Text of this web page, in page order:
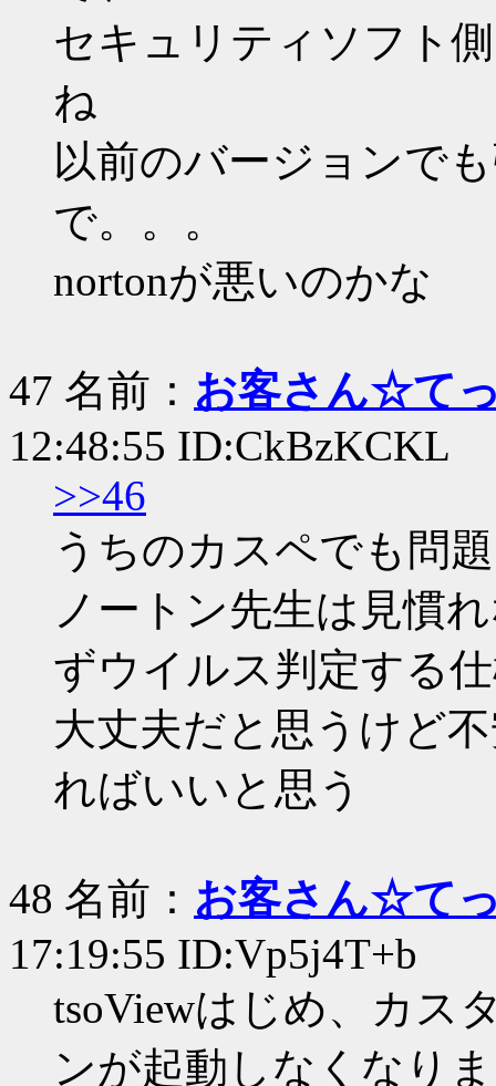
セキュリティソフト
ね
以前のバージョンで
で。。。
nortonが悪いのかな
47 名前： お客さん☆て
12:48:55 ID:CkBzKCKL
>>46
うちのカスペでも問
ノートン先生は見慣
ずウイルス判定する
大丈夫だと思うけど
ればいいと思う
48 名前： お客さん☆て
17:19:55 ID:Vp5j4T+b
tsoViewはじめ、カス
ンが起動しなくなり